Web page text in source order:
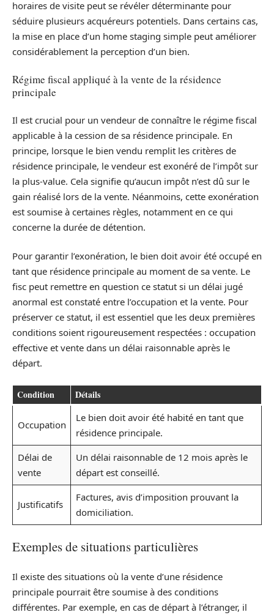
horaires de visite peut se révéler déterminante pour
séduire plusieurs acquéreurs potentiels. Dans certains cas,
la mise en place d’un home staging simple peut améliorer
considérablement la perception d’un bien.
Régime fiscal appliqué à la vente de la résidence
principale
Il est crucial pour un vendeur de connaître le régime fiscal
applicable à la cession de sa résidence principale. En
principe, lorsque le bien vendu remplit les critères de
résidence principale, le vendeur est exonéré de l’impôt sur
la plus-value. Cela signifie qu’aucun impôt n’est dû sur le
gain réalisé lors de la vente. Néanmoins, cette exonération
est soumise à certaines règles, notamment en ce qui
concerne la durée de détention.
Pour garantir l’exonération, le bien doit avoir été occupé en
tant que résidence principale au moment de sa vente. Le
fisc peut remettre en question ce statut si un délai jugé
anormal est constaté entre l’occupation et la vente. Pour
préserver ce statut, il est essentiel que les deux premières
conditions soient rigoureusement respectées : occupation
effective et vente dans un délai raisonnable après le
départ.
Condition Détails
Occupation
Le bien doit avoir été habité en tant que
résidence principale.
Délai de
vente
Un délai raisonnable de 12 mois après le
départ est conseillé.
Justificatifs
Factures, avis d’imposition prouvant la
domiciliation.
Exemples de situations particulières
Il existe des situations où la vente d’une résidence
principale pourrait être soumise à des conditions
différentes. Par exemple, en cas de départ à l’étranger, il